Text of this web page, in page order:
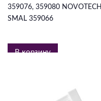
359076, 359080 NOVOTECH
SMAL 359066
В корзину